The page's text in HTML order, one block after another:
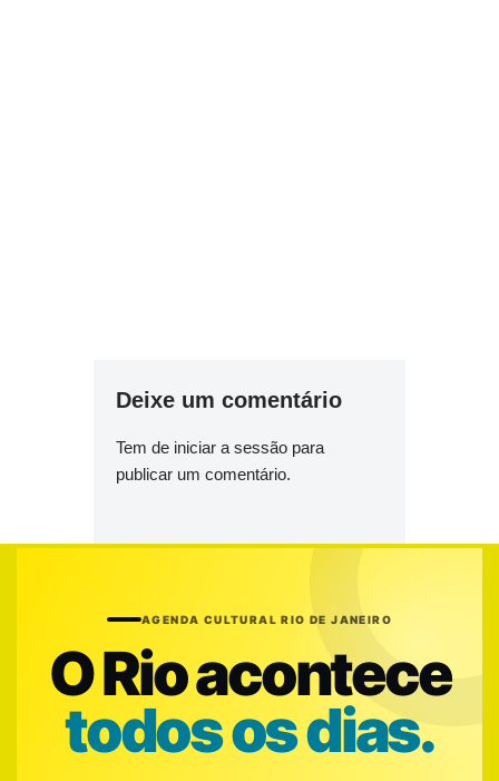
Deixe um comentário
Tem de iniciar a sessão para
publicar um comentário.
AGENDA CULTURAL RIO DE JANEIRO
O Rio acontece
todos os dias.